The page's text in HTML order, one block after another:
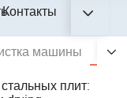
Контакты
машины
плит: